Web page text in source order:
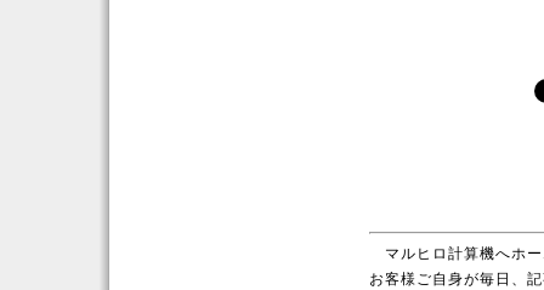
マルヒロ計算機へホ
お客様ご自身が毎日、